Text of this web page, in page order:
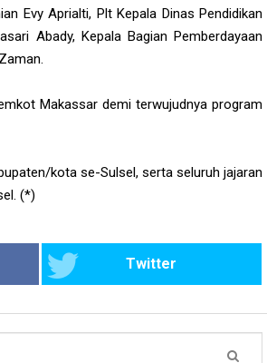
Evy Aprialti, Plt Kepala Dinas Pendidikan
Abady, Kepala Bagian Pemberdayaan
Makassar demi terwujudnya program
kota se-Sulsel, serta seluruh jajaran
(*)
Twitter